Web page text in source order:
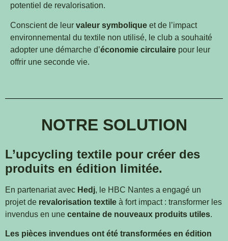
potentiel de revalorisation.
Conscient de leur valeur symbolique et de l’impact
environnemental du textile non utilisé, le club a souhaité
adopter une démarche d’économie circulaire pour leur
offrir une seconde vie.
NOTRE SOLUTION
L’upcycling textile pour créer des
produits en édition limitée.
En partenariat avec Hedj, le HBC Nantes a engagé un
projet de revalorisation textile à fort impact : transformer les
invendus en une centaine de nouveaux produits utiles.
Les pièces invendues ont été transformées en édition